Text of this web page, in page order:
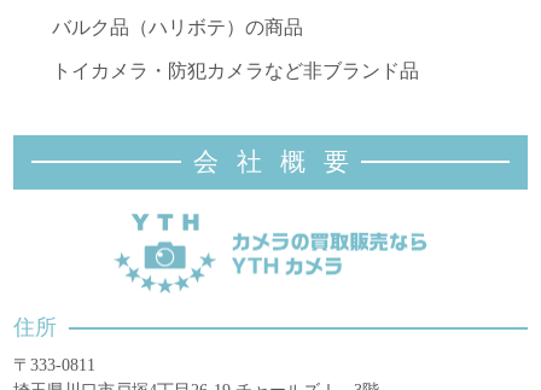
バルク品（ハリボテ）の商品
トイカメラ・防犯カメラなど非ブランド品
会社概 要
住所
〒333-0811